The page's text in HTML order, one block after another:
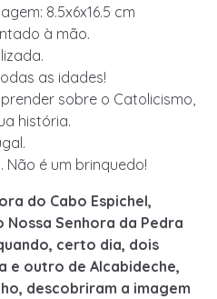
8.5x6x16.5 cm
à mão.
as idades!
sobre o Catolicismo,
história.
é um brinquedo!
do Cabo Espichel,
Senhora da Pedra
certo dia, dois
e outro de Alcabideche,
descobriram a imagem